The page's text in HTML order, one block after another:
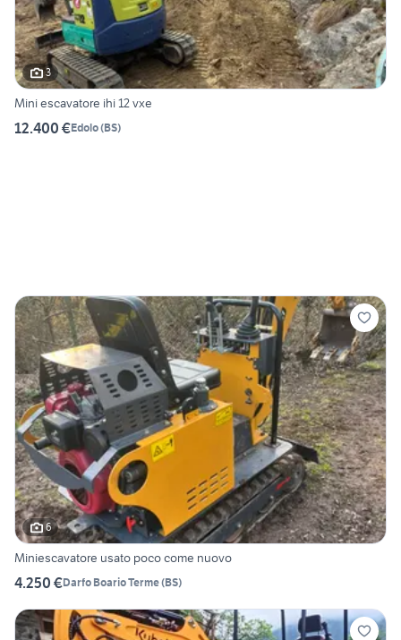
3
Mini escavatore ihi 12 vxe
12.400 €Edolo(BS)
6
Miniescavatore usato poco come nuovo
4.250 €Darfo Boario Terme(BS)